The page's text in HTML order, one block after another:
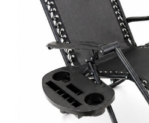
suport
textilene,